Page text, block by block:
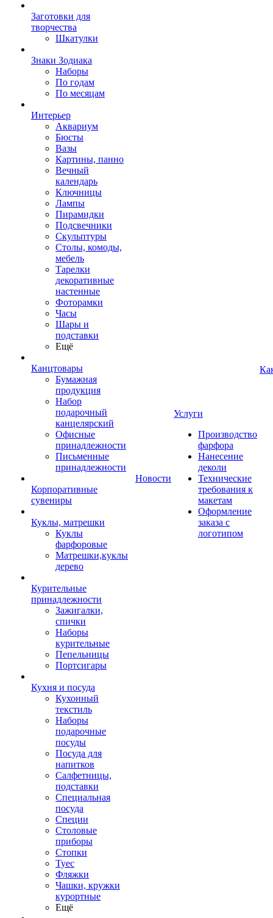
Заготовки для
творчества
Шкатулки
Знаки Зодиака
Наборы
По годам
По месяцам
Интерьер
Аквариум
Бюсты
Вазы
Картины, панно
Вечный
календарь
Ключницы
Лампы
Пирамидки
Подсвечники
Скульптуры
Столы, комоды,
мебель
Тарелки
декоративные
настенные
Фоторамки
Часы
Шары и
подставки
Ещё
Канцтовары
Бумажная
продукция
Набор
подарочный
канцелярский
Офисные
принадлежности
Письменные
принадлежности
Корпоративные
сувениры
Куклы, матрешки
Куклы
фарфоровые
Матрешки,куклы
дерево
Курительные
принадлежности
Зажигалки,
спички
Наборы
курительные
Пепельницы
Портсигары
Кухня и посуда
Кухонный
текстиль
Наборы
подарочные
посуды
Посуда для
напитков
Салфетницы,
подставки
Специальная
посуда
Специи
Столовые
приборы
Стопки
Туес
Фляжки
Чашки, кружки
курортные
Ещё
Новости
Услуги
Производство
фарфора
Нанесение
деколи
Технические
требования к
макетам
Оформление
заказа с
логотипом